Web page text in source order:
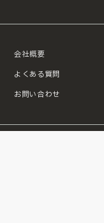
会社概要
よくある質問
お問い合わせ